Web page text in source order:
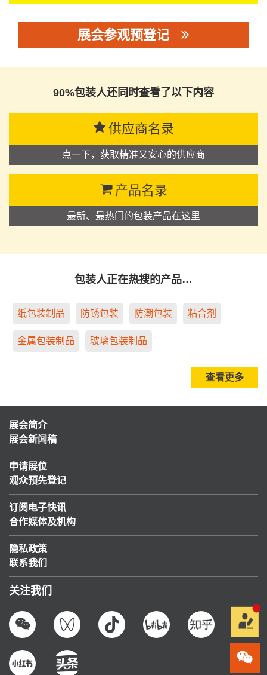
展会参观预登记
公司
90%包装人还同时查看了以下内容
供应商名录
点一下，获取精准又安心的供应商
产品名录
最新、最热门的包装产品在这里
包装人正在热搜的产品…
纸包装制品 防锈包装 防潮包装 粘合剂
金属包装制品 玻璃包装制品
查看更多
展会简介
展会新闻稿
申请展位
观众预先登记
订阅电子快讯
合作媒体及机构
隐私政策
联系我们
关注我们